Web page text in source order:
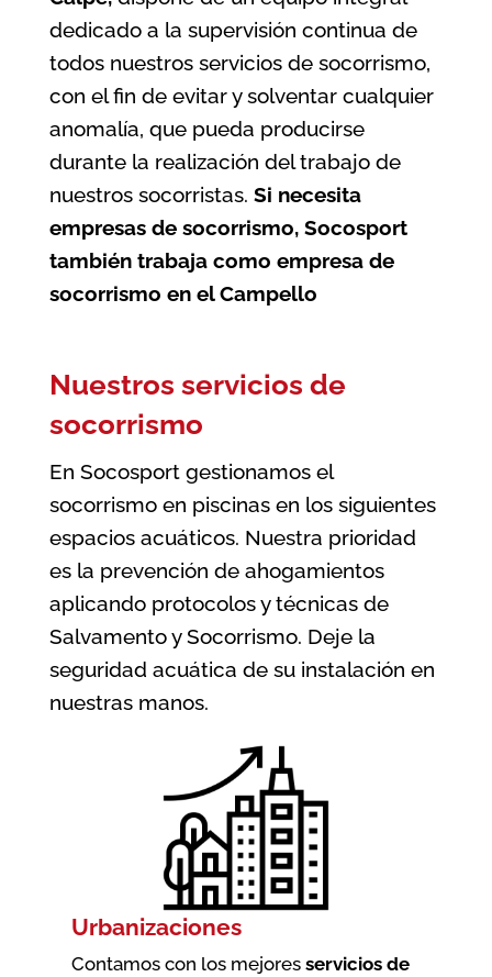
dedicado a la supervisión continua de
todos nuestros servicios de socorrismo,
con el fin de evitar y solventar cualquier
anomalía, que pueda producirse
durante la realización del trabajo de
nuestros socorristas. Si necesita
empresas de socorrismo, Socosport
también trabaja como empresa de
socorrismo en el Campello
Nuestros servicios de
socorrismo
En Socosport gestionamos el
socorrismo en piscinas en los siguientes
espacios acuáticos. Nuestra prioridad
es la prevención de ahogamientos
aplicando protocolos y técnicas de
Salvamento y Socorrismo. Deje la
seguridad acuática de su instalación en
nuestras manos.
Urbanizaciones
Contamos con los mejores servicios de